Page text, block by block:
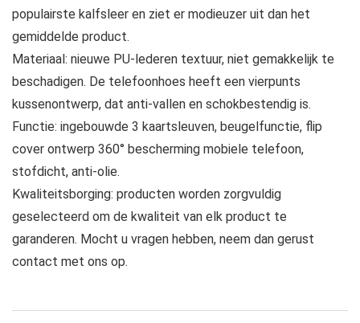
populairste kalfsleer en ziet er modieuzer uit dan het
gemiddelde product.
Materiaal: nieuwe PU-lederen textuur, niet gemakkelijk te
beschadigen. De telefoonhoes heeft een vierpunts
kussenontwerp, dat anti-vallen en schokbestendig is.
Functie: ingebouwde 3 kaartsleuven, beugelfunctie, flip
cover ontwerp 360° bescherming mobiele telefoon,
stofdicht, anti-olie.
Kwaliteitsborging: producten worden zorgvuldig
geselecteerd om de kwaliteit van elk product te
garanderen. Mocht u vragen hebben, neem dan gerust
contact met ons op.